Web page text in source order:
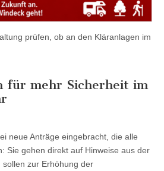
prüfen, ob an den Kläranlagen im
für mehr Sicherheit im
neue Anträge eingebracht, die alle
Sie gehen direkt auf Hinweise aus der
zur Erhöhung der